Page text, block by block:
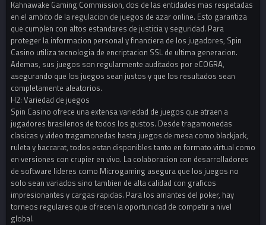
Kahnawake Gaming Commission, dos de las entidades mas respetadas
en el ambito de la regulacion de juegos de azar online. Esto garantiza
que cumplen con altos estandares de justicia y seguridad. Para
proteger la informacion personal y financiera de los jugadores, Spin
Casino utiliza tecnologia de encriptacion SSL de ultima generacion.
Ademas, sus juegos son regularmente auditados por eCOGRA,
asegurando que los juegos sean justos y que los resultados sean
completamente aleatorios.
H2: Variedad de juegos
Spin Casino ofrece una extensa variedad de juegos que atraen a
jugadores brasilenos de todos los gustos. Desde tragamonedas
clasicas y video tragamonedas hasta juegos de mesa como blackjack,
ruleta y baccarat, todos estan disponibles tanto en formato virtual como
en versiones con crupier en vivo. La colaboracion con desarrolladores
de software lideres como Microgaming asegura que los juegos no
solo sean variados sino tambien de alta calidad con graficos
impresionantes y cargas rapidas. Para los amantes del poker, hay
torneos regulares que ofrecen la oportunidad de competir a nivel
global.